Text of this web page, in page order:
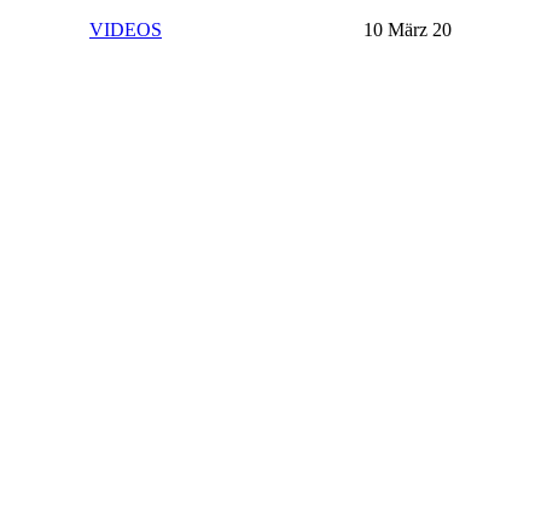
VIDEOS 10 März 20